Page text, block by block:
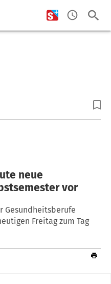
neue
vor
Gesundheitsberufe
Freitag zum Tag